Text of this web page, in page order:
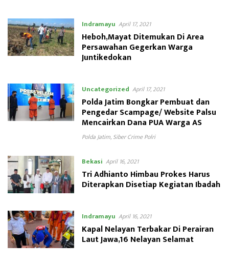
Indramayu April 17, 2021
Heboh,Mayat Ditemukan Di Area
Persawahan Gegerkan Warga
Juntikedokan
Uncategorized April 17, 2021
Polda Jatim Bongkar Pembuat dan
Pengedar Scampage/ Website Palsu
Mencairkan Dana PUA Warga AS
Polda Jatim, Siber Crime Polri
Bekasi April 16, 2021
Tri Adhianto Himbau Prokes Harus
Diterapkan Disetiap Kegiatan Ibadah
Indramayu April 16, 2021
Kapal Nelayan Terbakar Di Perairan
Laut Jawa,16 Nelayan Selamat